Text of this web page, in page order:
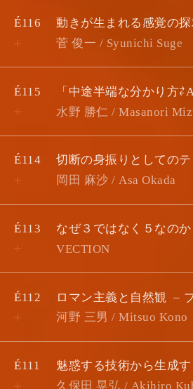
É116
動きが生まれる感覚の探
菅 俊一 / Syunichi Suge
É115
水野 勝仁 / Masanori
É114 切断の身振りとしてのテ
岡田 麻沙 / Asa Okada
É113 なぜ３ではなく５なのか
VECTION
É112 ロマン主義と自然観
河野 三男 / Mitsuo Kono
É111
久保田 晃弘 / Akihiro